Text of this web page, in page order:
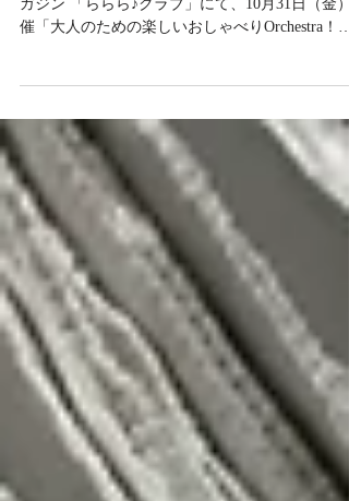
いて紹介記事が掲載されました
催「大人のための楽しいおしゃべりOrchestra！
vol.3 ～シネマな夜に～」の紹介記事が掲載され
した。 ぜひご覧ください。 記事はこちら▼...